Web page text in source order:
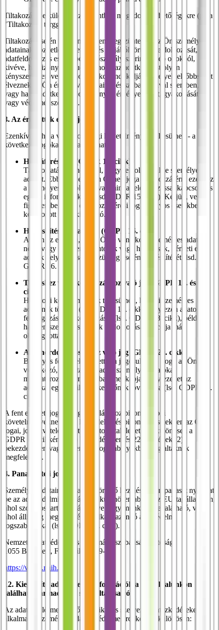
Tiltakozását elküldheti az I. pontban megadott elérhetőségekre (pl. a
"Tiltakozás" tárggyal).
Tiltakozás esetén minden esetben megszüntetjük az Ön személyes
adatainak közvetlen üzletszerzés céljából történő feldolgozását,
adatfeldolgozás esetén pedig főszabály szerint egyéb okokból,
kivéve, ha bizonyítani tudjuk, hogy az adatkezelést olyan
kényszerítő erővel bíró jogos okok indokolják, amelyek elsőbbséget
élveznek az Ön érdekeivel, jogaival és szabadságával szemben,
vagy ha az adatkezelés jogi igények érvényesítését, gyakorlását
vagy védelmét szolgálja.
3. Az érintettek egyéb jogai
Ezenkívül - ha a vonatkozó jogi követelmények teljesülnek - a
következő jogokat is gyakorolhatja:
Hozzáférési jog (GDPR 15. cikk)
Tájékoztatást kérhet arról, hogy feldolgozzuk-e személyes
adatait. Ebben az esetben Önnek joga van hozzáférni ezekhez
a személyes adatokhoz, valamint a feldolgozással kapcsolatos
egyéb információkhoz (lsd. GDPR 15. cikk). Kérjük, vegye
figyelembe, hogy ez a hozzáférési jog bizonyos esetekben
korlátozott vagy kizárható.
Helyesbítéshez való jog (GDPR 16. cikk)
Abban az esetben, ha az Önre vonatkozó személyes adatok
nem (vagy már nem) pontosak vagy hiányosak, kérheti ezen
adatok helyesbítését és szükség esetén kiegészítését (lsd.
GDPR 16. cikk).
Törléshez vagy korlátozáshoz való jog (GDPR 17. és 18.
cikk)
Ha a jogi követelmények teljesülnek, kérheti személyes
adatainak törlését (lsd. GDPR 17. cikk) vagy ezen adatok
feldolgozásának korlátozását (lsd. GDPR 18. cikk), például
ha ezen személyes adatok feldolgozásának célja már
okafogyottá vált.
Adathordozhatósághoz való jog (GDPR 20. cikk)
Bizonyos feltételek mellett Ön jogosult arra, hogy az Önre
vonatkozó, Ön által megadott személyes adatokat
meghatározott formátumban megkapja, vagy ezeket az
adatokat egy másik adatkezelőnek továbbítsa (lsd. GDPR 20.
cikk).
A fent említett jogainak gyakorlásához bizonyos jogi
követelményeknek meg kell felelni, és bizonyos esetekben az Ön
jogai, jogi kivételek miatt korlátozottak lehetnek, különösen a
GDPR 17. cikkének (3) bekezdésében és 22. cikkének (2)
bekezdésében vagy a nemzeti jogszabályokban foglaltaknak
megfelelően.
4. Panasztételi jog
Személyes adatainak általunk történő kezelése ellen panaszt nyújthat
be az adatvédelmi hatósághoz, különösen abban az EU-tagállamban,
ahol szokásos tartózkodási helye vagy munkahelye található, vagy
ahol állítólag megsértették az alkalmazandó adatvédelmi
jogszabályokat (lsd. GDPR 77. cikk).
Nemzeti Adatvédelmi és Információszabadság Hatóság
1055 Budapest, Falk Miksa u. 9-11.
https://www.naih.hu
12. Kiegészítő adatvédelmi információk a weboldalunkon
található harmadik fél szolgáltatásairól
Az adatkezelő megfelelő technikai és szervezési intézkedéseket
alkalmaz a személyes adatok védelme érdekében, különösen: